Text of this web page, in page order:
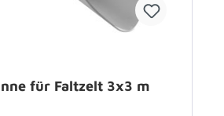
für Faltzelt 3x3 m